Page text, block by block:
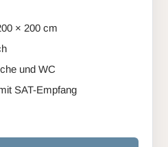
× 200 cm
und WC
SAT-Empfang